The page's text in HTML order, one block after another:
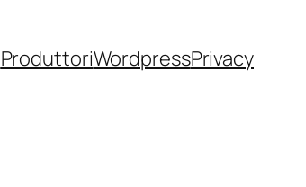
ProduttoriWordpressPrivacy